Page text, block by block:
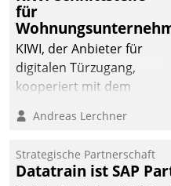
Wohnungsbau- und
Immobilien GmbH hat
sich dabei für den Betrieb
der Lösung über die SAP
Cloud Platform
Unternehmen am
für
KIWI, der Anbieter für
digitalen Türzugang,
kooperiert mit dem
Softwareentwicklungshaus
Andreas Lerchner
Strategische Partnerschaft
Datatrain ist SAP